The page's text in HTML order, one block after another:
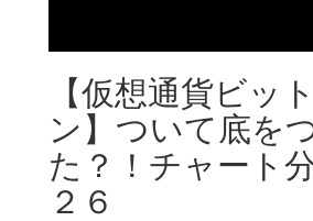
【仮想通貨ビッ
ン】ついて底を
た？！チャート
２６